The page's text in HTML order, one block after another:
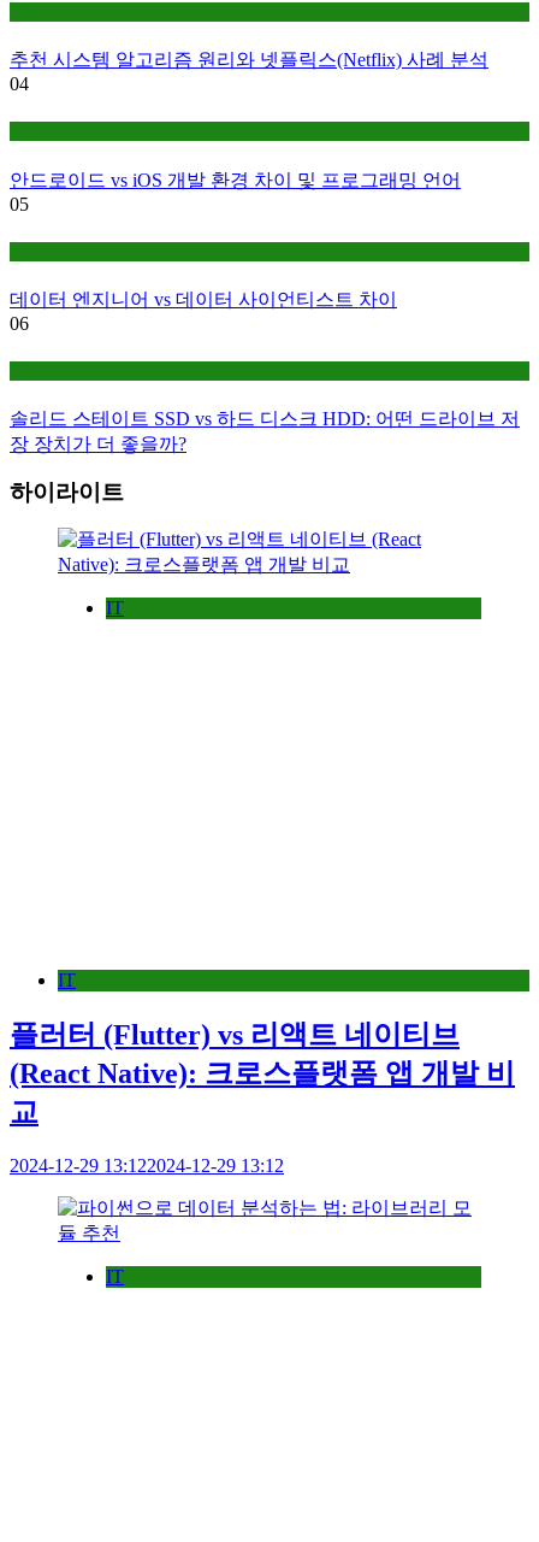
추천 시스템 알고리즘 원리와 넷플릭스(Netflix) 사례 분석
04
안드로이드 vs iOS 개발 환경 차이 및 프로그래밍 언어
05
데이터 엔지니어 vs 데이터 사이언티스트 차이
06
솔리드 스테이트 SSD vs 하드 디스크 HDD: 어떤 드라이브 저
장 장치가 더 좋을까?
하이라이트
IT
IT
플러터 (Flutter) vs 리액트 네이티브
(React Native): 크로스플랫폼 앱 개발 비
교
2024-12-29 13:122024-12-29 13:12
IT